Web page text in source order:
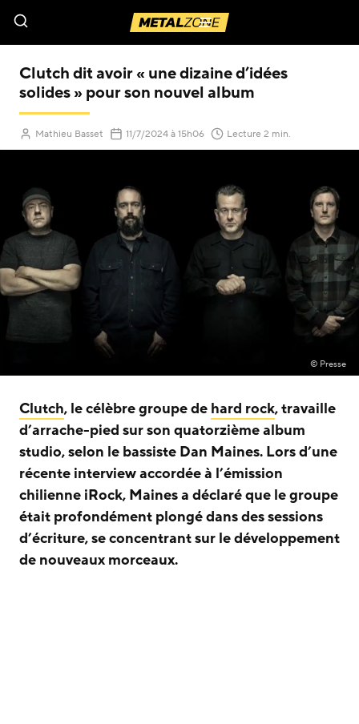
Menu
Clutch dit avoir « une dizaine d’idées
solides » pour son nouvel album
Mathieu Basset 11/7/2024(Mis à jour le )
à 15h06 Lecture 2 min.
© Presse
Clutch, le célèbre groupe de hard rock, travaille
d’arrache-pied sur son quatorzième album
studio, selon le bassiste Dan Maines. Lors d’une
récente interview accordée à l’émission
chilienne iRock, Maines a déclaré que le groupe
était profondément plongé dans des sessions
d’écriture, se concentrant sur le développement
de nouveaux morceaux.